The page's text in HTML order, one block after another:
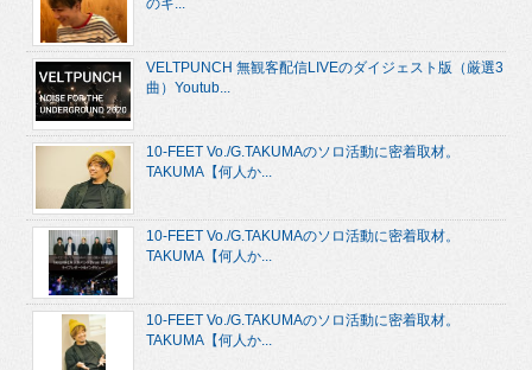
のキ...
VELTPUNCH 無観客配信LIVEのダイジェスト版（厳選3
曲）Youtub...
10-FEET Vo./G.TAKUMAのソロ活動に密着取材。
TAKUMA【何人か...
10-FEET Vo./G.TAKUMAのソロ活動に密着取材。
TAKUMA【何人か...
10-FEET Vo./G.TAKUMAのソロ活動に密着取材。
TAKUMA【何人か...